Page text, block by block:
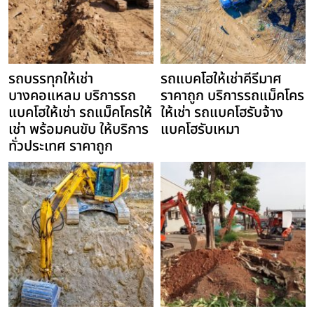
รถบรรทุกให้เช่า
บางคอแหลม บริการรถ
แบคโฮให้เช่า รถแม็คโครให้
เช่า พร้อมคนขับ ให้บริการ
ทั่วประเทศ ราคาถูก
รถแบคโฮให้เช่าคีรีมาศ
ราคาถูก บริการรถแม็คโคร
ให้เช่า รถแบคโฮรับจ้าง
แบคโฮรับเหมา